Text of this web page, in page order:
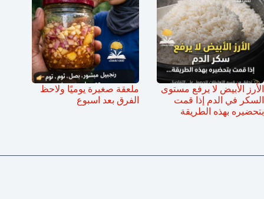
الأرز الأبيض لا يرفع مستوى
السكر في الدم إذا قمت
بتحضيره بهذه الطريقة
ملعقة صغيرة يوميًا ولاحظ
الفرق بعد اسبوع